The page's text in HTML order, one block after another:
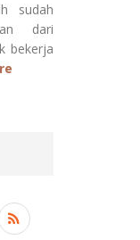
sudah
dari
bekerja